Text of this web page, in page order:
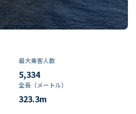
最大乗客人数
5,334
全長（メートル）
323.3m